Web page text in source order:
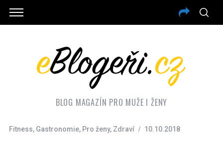
BLOG MAGAZÍN PRO MUŽE I ŽENY
Fitness, Gastronomie, Pro ženy, Zdraví 10.10.2018